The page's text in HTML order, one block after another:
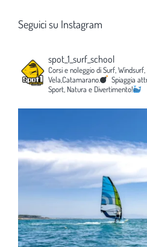
Seguici su Instagram
spot_1_surf_school
Corsi e noleggio di Surf, Windsurf,
Vela,Catamarano.
Spiaggia
Sport, Natura e Divertimento!